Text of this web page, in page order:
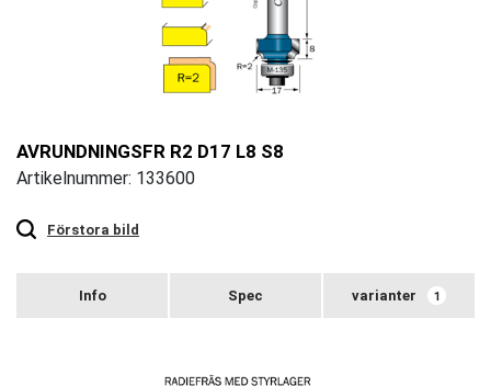
AVRUNDNINGSFR R2 D17 L8 S8
Artikelnummer: 133600
Förstora bild
zoom
varianter 1